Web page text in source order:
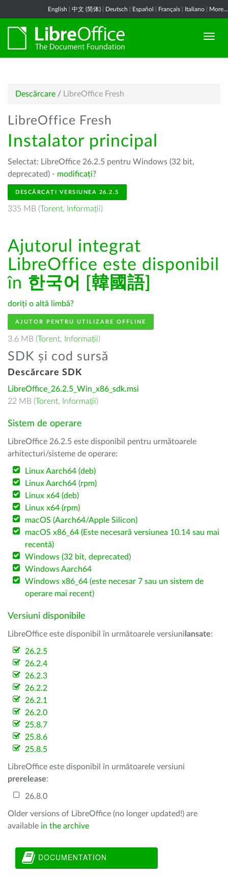
English 中文 (简体) Deutsch Español Français Italiano More...
Descărcare / LibreOffice Fresh
LibreOffice Fresh
Instalator principal
Selectat: LibreOffice 26.2.5 pentru Windows (32 bit,
deprecated) - modificați?
DESCĂRCAȚI VERSIUNEA 26.2.5
335 MB (Torent, Informații)
Ajutorul integrat
LibreOffice este disponibil
în 한국어 [韓國語]
doriți o altă limbă?
AJUTOR PENTRU UTILIZARE OFFLINE
3.6 MB (Torent, Informații)
SDK și cod sursă
Descărcare SDK
LibreOffice_26.2.5_Win_x86_sdk.msi
22 MB (Torent, Informații)
Sistem de operare
LibreOffice 26.2.5 este disponibil pentru următoarele
arhitecturi/sisteme de operare:
Linux Aarch64 (deb)
Linux Aarch64 (rpm)
Linux x64 (deb)
Linux x64 (rpm)
macOS (Aarch64/Apple Silicon)
macOS x86_64 (Este necesară versiunea 10.14 sau mai
recentă)
Windows (32 bit, deprecated)
Windows Aarch64
Windows x86_64 (este necesar 7 sau un sistem de
operare mai recent)
Versiuni disponibile
LibreOffice este disponibil în următoarele versiuni lansate:
26.2.5
26.2.4
26.2.3
26.2.2
26.2.1
26.2.0
25.8.7
25.8.6
25.8.5
LibreOffice este disponibil în următoarele versiuni
prerelease:
26.8.0
Older versions of LibreOffice (no longer updated!) are
available in the archive
DOCUMENTATION